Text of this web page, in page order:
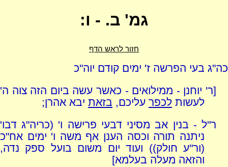
גמ' ב. - ו:
חזור לראש הדף
כה"ג בעי הפרשה ז' ימים קודם יוה"כ
[ר' יוחנן - ממילואים - כאשר עשה ביום הזה צוה ה'
לעשותלכפר עליכם, בזאת יבא אהרן;
ר"ל - בנין אב מסיני דבעי פרישה ו' (כריה"ג דבו'
ניתנה תורה וכסה הענן אף משה ו' ימים אח"כ
(ור"ע חולק)) ועוד יום משום בועל ספק נדה,
והזאה מעלה בעלמא]